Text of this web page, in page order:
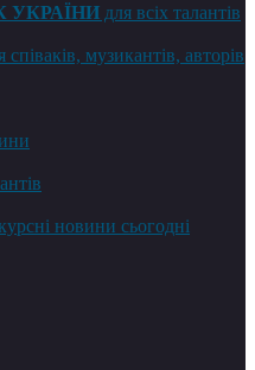
УКРАЇНИ для всіх талантів
співаків, музикантів, авторів
новини сьогодні